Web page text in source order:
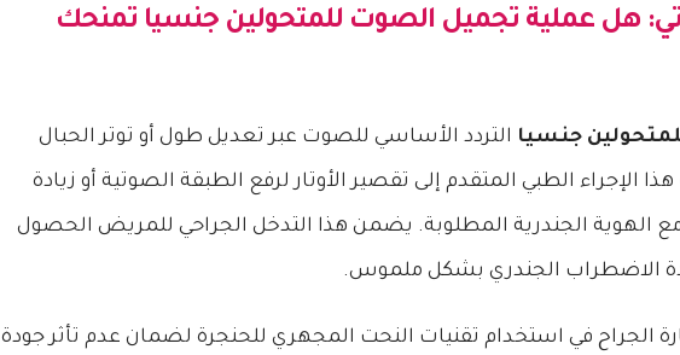
هل عملية تجميل الصوت للمتحولين جنسيا تمنحك
جنسيا التردد الأساسي للصوت عبر تعديل طول أو توتر الحبال
الإجراء الطبي المتقدم إلى تقصير الأوتار لرفع الطبقة الصوتية أو زيادة
الهوية الجندرية المطلوبة. يضمن هذا التدخل الجراحي للمريض الحصول
الاضطراب الجندري بشكل ملموس.
الجراح في استخدام تقنيات النحت المجهري للحنجرة لضمان عدم تأثر جودة